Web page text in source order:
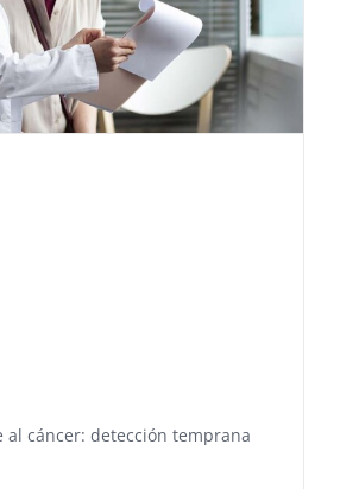
al cáncer: detección temprana